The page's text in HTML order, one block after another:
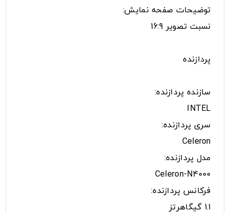
توضیحات صفحه نمایش:
نسبت تصویر 16:9
پردازنده
سازنده پردازنده:
INTEL
سری پردازنده:
Celeron
مدل پردازنده:
Celeron-N4000
فرکانس پردازنده:
1.1 گیگاهرتز